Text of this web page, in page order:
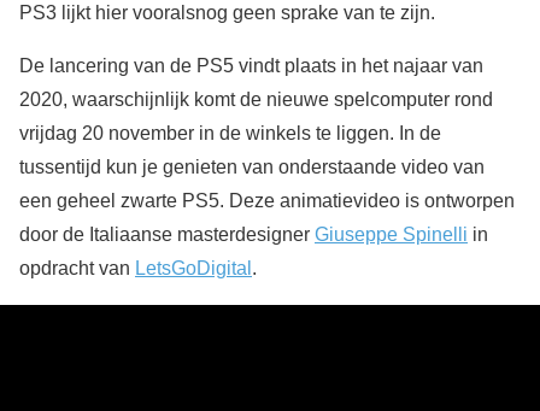
PS3 lijkt hier vooralsnog geen sprake van te zijn.
De lancering van de PS5 vindt plaats in het najaar van
2020, waarschijnlijk komt de nieuwe spelcomputer rond
vrijdag 20 november in de winkels te liggen. In de
tussentijd kun je genieten van onderstaande video van
een geheel zwarte PS5. Deze animatievideo is ontworpen
door de Italiaanse masterdesigner Giuseppe Spinelli in
opdracht van LetsGoDigital .